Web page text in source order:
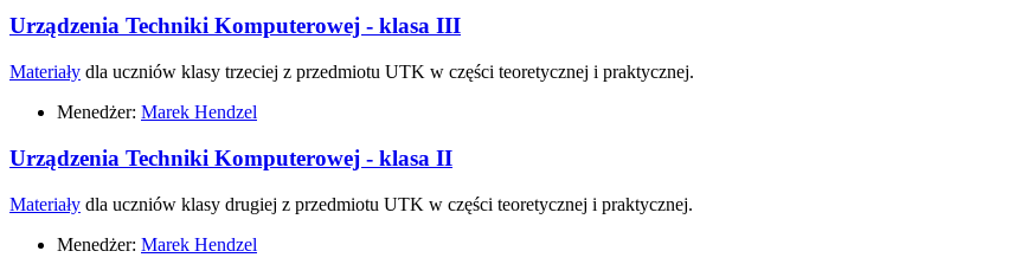
Urządzenia Techniki Komputerowej - klasa III
Materiały dla uczniów klasy trzeciej z przedmiotu UTK w części teoretycznej i praktycznej.
Menedżer: Marek Hendzel
Urządzenia Techniki Komputerowej - klasa II
Materiały dla uczniów klasy drugiej z przedmiotu UTK w części teoretycznej i praktycznej.
Menedżer: Marek Hendzel